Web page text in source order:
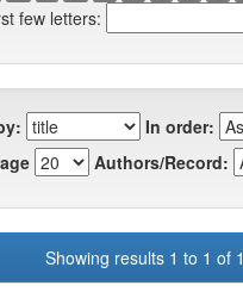
few letters:
In order:
Authors/Record:
Showing results 1 to 1 of 1